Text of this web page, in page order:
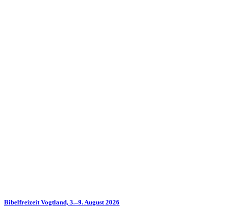
Bibelfreizeit Vogtland, 3.–9. August 2026